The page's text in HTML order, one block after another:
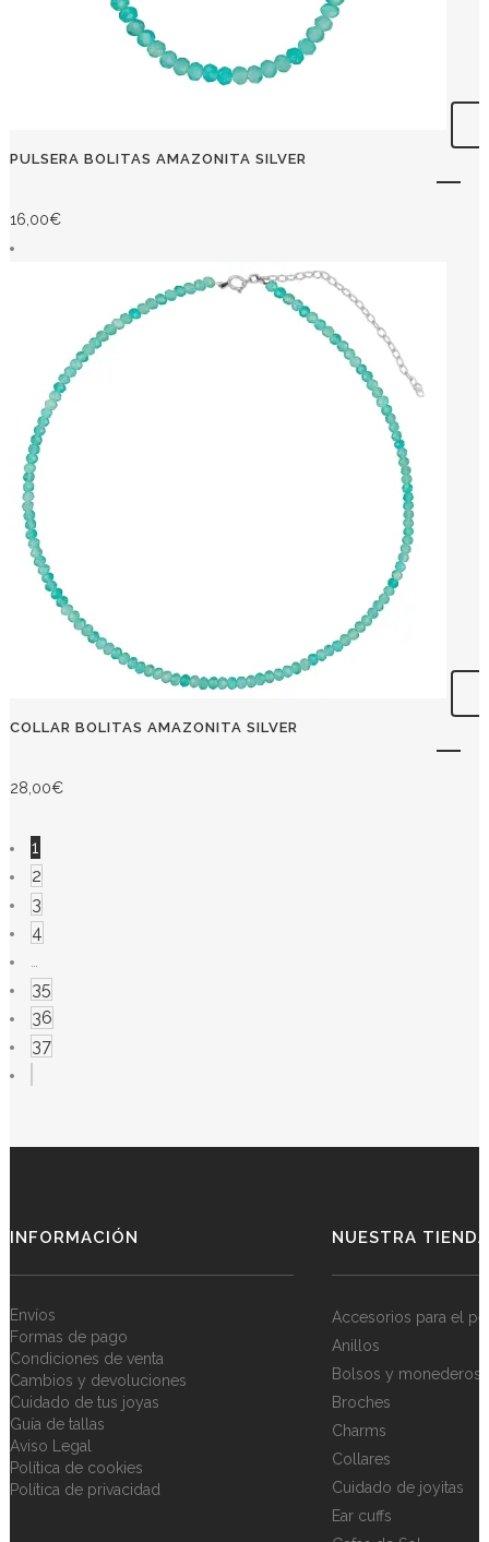
PULSERA BOLITAS AMAZONITA SILVER
16,00€
COLLAR BOLITAS AMAZONITA SILVER
28,00€
1
2
3
4
35
36
37
INFORMACIÓN
Envíos
Formas de pago
Condiciones de venta
Cambios y devoluciones
Cuidado de tus joyas
Guía de tallas
Aviso Legal
Política de cookies
Política de privacidad
NUESTRA TIENDA
Accesorios para el
Anillos
Bolsos y monederos
Broches
Charms
Collares
Cuidado de joyitas
Ear cuffs